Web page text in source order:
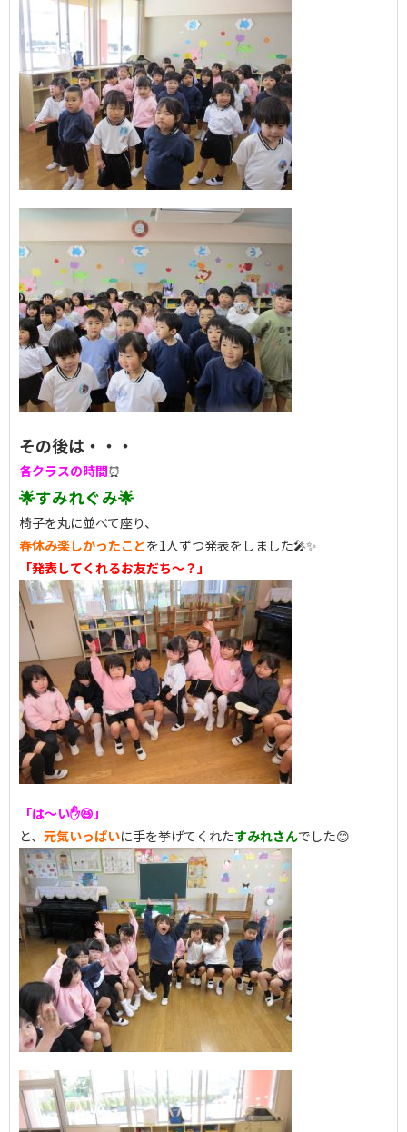
その後は・・・
各クラスの時間⏰
🌟すみれぐみ🌟
椅子を丸に並べて座り、
春休み楽しかったことを1人ずつ発表をしました🎤✨
「発表してくれるお友だち～？」
「は～い✋😆」
と、 元気いっぱいに手を挙げてくれたすみれさんでした😊